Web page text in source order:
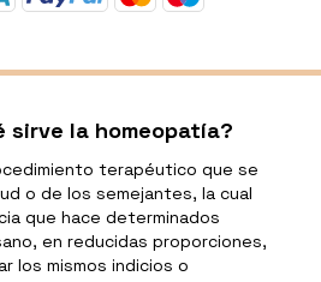
sirve la homeopatía?
terapéutico que se
o de los semejantes, la cual
que hace determinados
en reducidas proporciones,
los mismos indicios o